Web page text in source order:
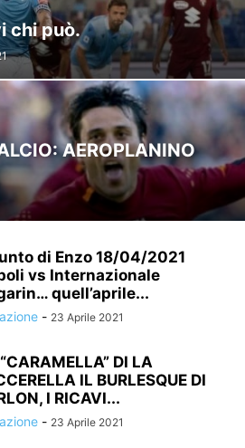
chi può.
AEROPLANINO
di Enzo 18/04/2021
vs Internazionale
quell’aprile...
- 23 Aprile 2021
DI LA
IL BURLESQUE DI
I RICAVI...
- 23 Aprile 2021